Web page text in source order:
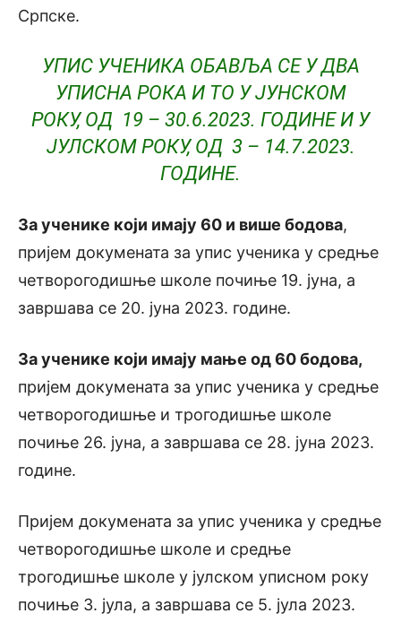
Српске.
УПИС УЧЕНИКА ОБАВЉА СЕ У ДВА
УПИСНА РОКА И ТО У ЈУНСКОМ
РОКУ, ОД 19 – 30.6.2023. ГОДИНЕ И У
ЈУЛСКОМ РОКУ, ОД 3 – 14.7.2023.
ГОДИНЕ.
За ученике који имају 60 и више бодова,
пријем докумената за упис ученика у средње
четворогодишње школе почиње 19. јуна, а
завршава се 20. јуна 2023. године.
За ученике који имају мање од 60 бодова,
пријем докумената за упис ученика у средње
четворогодишње и трогодишње школе
почиње 26. јуна, а завршава се 28. јуна 2023.
године.
Пријем докумената за упис ученика у средње
четворогодишње школе и средње
трогодишње школе у јулском уписном року
почиње 3. јула, а завршава се 5. јула 2023.